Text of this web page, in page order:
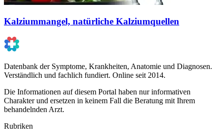
Kalziummangel, natürliche Kalziumquellen
Datenbank der Symptome, Krankheiten, Anatomie und Diagnosen.
Verständlich und fachlich fundiert. Online seit 2014.
Die Informationen auf diesem Portal haben nur informativen
Charakter und ersetzen in keinem Fall die Beratung mit Ihrem
behandelnden Arzt.
Rubriken